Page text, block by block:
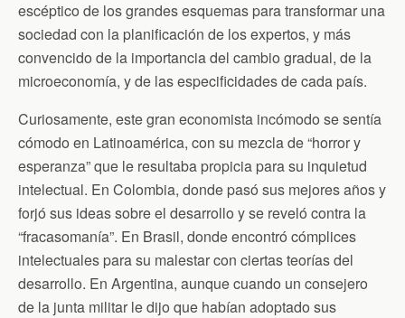
escéptico de los grandes esquemas para transformar una
sociedad con la planificación de los expertos, y más
convencido de la importancia del cambio gradual, de la
microeconomía, y de las especificidades de cada país.
Curiosamente, este gran economista incómodo se sentía
cómodo en Latinoamérica, con su mezcla de “horror y
esperanza” que le resultaba propicia para su inquietud
intelectual. En Colombia, donde pasó sus mejores años y
forjó sus ideas sobre el desarrollo y se reveló contra la
“fracasomanía”. En Brasil, donde encontró cómplices
intelectuales para su malestar con ciertas teorías del
desarrollo. En Argentina, aunque cuando un consejero
de la junta militar le dijo que habían adoptado sus